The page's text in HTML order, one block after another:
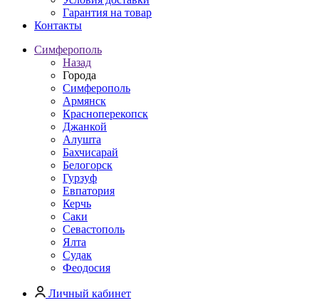
Гарантия на товар
Контакты
Симферополь
Назад
Города
Симферополь
Армянск
Красноперекопск
Джанкой
Алушта
Бахчисарай
Белогорск
Гурзуф
Евпатория
Керчь
Саки
Севастополь
Ялта
Судак
Феодосия
Личный кабинет